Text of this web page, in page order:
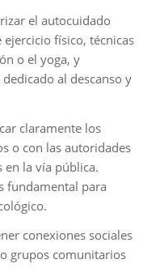
el autocuidado
físico, técnicas
o el yoga, y
al descanso y
claramente los
o con las autoridades
en la vía pública.
fundamental para
conexiones sociales
grupos comunitarios